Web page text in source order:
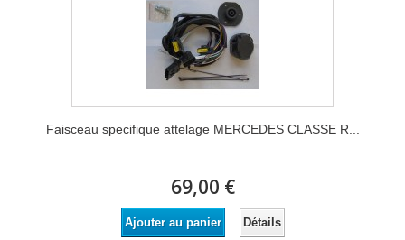
Faisceau specifique attelage MERCEDES CLASSE R...
69,00 €
Ajouter au panier Détails